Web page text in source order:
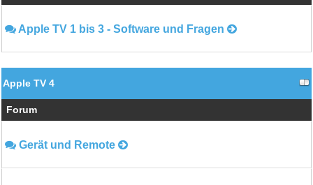
Apple TV 1 bis 3 - Software und Fragen
Apple TV 4
Forum
Gerät und Remote